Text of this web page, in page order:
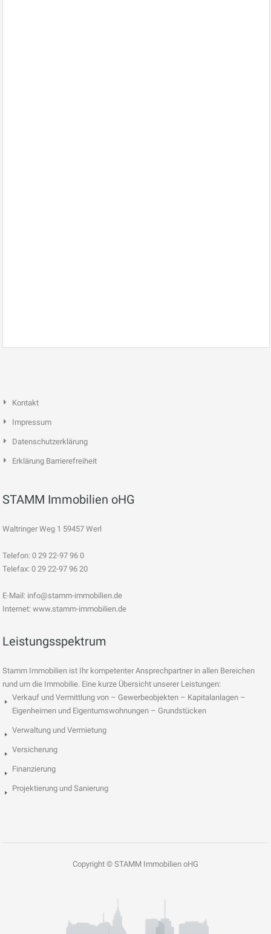
Kontakt
Impressum
Datenschutzerklärung
Erklärung Barrierefreiheit
STAMM Immobilien oHG
Waltringer Weg 1 59457 Werl
Telefon: 0 29 22-97 96 0
Telefax: 0 29 22-97 96 20
E-Mail: info@stamm-immobilien.de
Internet: www.stamm-immobilien.de
Leistungsspektrum
Stamm Immobilien ist Ihr kompetenter Ansprechpartner in allen Bereichen
rund um die Immobilie. Eine kurze Übersicht unserer Leistungen:
Verkauf und Vermittlung von – Gewerbeobjekten – Kapitalanlagen –
Eigenheimen und Eigentumswohnungen – Grundstücken
Verwaltung und Vermietung
Versicherung
Finanzierung
Projektierung und Sanierung
Copyright © STAMM Immobilien oHG